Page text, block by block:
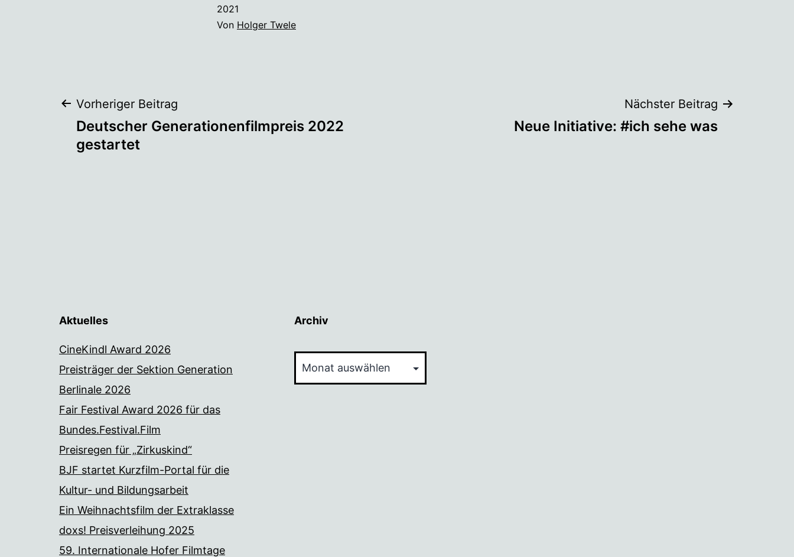
2021
Von Holger Twele
Beitragsnavigation
Vorheriger Beitrag
Deutscher Generationenfilmpreis 2022
gestartet
Nächster Beitrag
Neue Initiative: #ich sehe was
Aktuelles
CineKindl Award 2026
Preisträger der Sektion Generation
Berlinale 2026
Fair Festival Award 2026 für das
Bundes.Festival.Film
Preisregen für „Zirkuskind“
BJF startet Kurzfilm-Portal für die
Kultur- und Bildungsarbeit
Ein Weihnachtsfilm der Extraklasse
doxs! Preisverleihung 2025
59. Internationale Hofer Filmtage
Archiv